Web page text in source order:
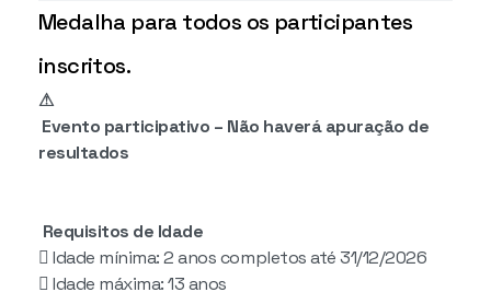
Medalha para todos os participantes
inscritos.
⚠
️ Evento participativo – Não haverá apuração de
resultados
Requisitos de Idade
 Idade mínima: 2 anos completos até 31/12/2026
 Idade máxima: 13 anos